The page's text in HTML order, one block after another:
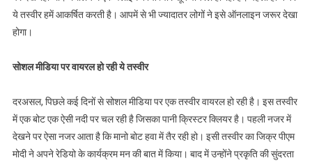
था
Web
News
ये तस्वीर हमें आकर्षित करती है। आपमें से भी ज्यादातर लोगों ने इसे ऑनलाइन जरूर देखा
होगा।
सोशल मीडिया पर वायरल हो रही ये तस्वीर
दरअसल, पिछले कई दिनों से सोशल मीडिया पर एक तस्वीर वायरल हो रही है। इस तस्वीर
में एक बोट एक ऐसी नदी पर चल रही है जिसका पानी क्रिस्टर क्लियर है। पहली नजर में
देखने पर ऐसा नजर आता है कि मानो बोट हवा में तैर रही हो। इसी तस्वीर का जिक्र पीएम
मोदी ने अपने रेडियो के कार्यक्रम मन की बात में किया। बाद में उन्होंने प्रकृति की सुंदरता